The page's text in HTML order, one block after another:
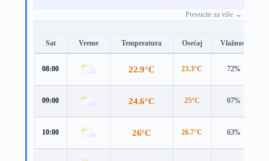
Prevucite za više →
Sat Vreme Temperatura Osećaj Vlažnost
08:00 22.9°C 23.3°C 72%
09:00 24.6°C 25°C 67%
10:00 26°C 26.7°C 63%